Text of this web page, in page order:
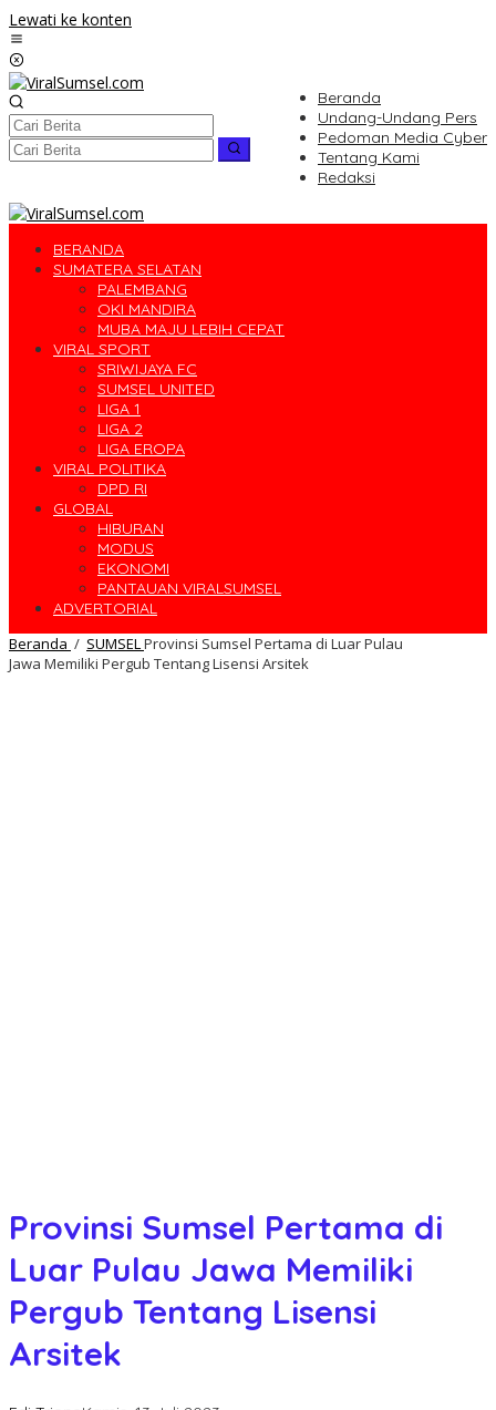
Lewati ke konten
Beranda
Undang-Undang Pers
Pedoman Media Cyber
Tentang Kami
Redaksi
BERANDA
SUMATERA SELATAN
PALEMBANG
OKI MANDIRA
MUBA MAJU LEBIH CEPAT
VIRAL SPORT
SRIWIJAYA FC
SUMSEL UNITED
LIGA 1
LIGA 2
LIGA EROPA
VIRAL POLITIKA
DPD RI
GLOBAL
HIBURAN
MODUS
EKONOMI
PANTAUAN VIRALSUMSEL
ADVERTORIAL
Beranda / SUMSELProvinsi Sumsel Pertama di Luar Pulau
Jawa Memiliki Pergub Tentang Lisensi Arsitek
Provinsi Sumsel Pertama di
Luar Pulau Jawa Memiliki
Pergub Tentang Lisensi
Arsitek